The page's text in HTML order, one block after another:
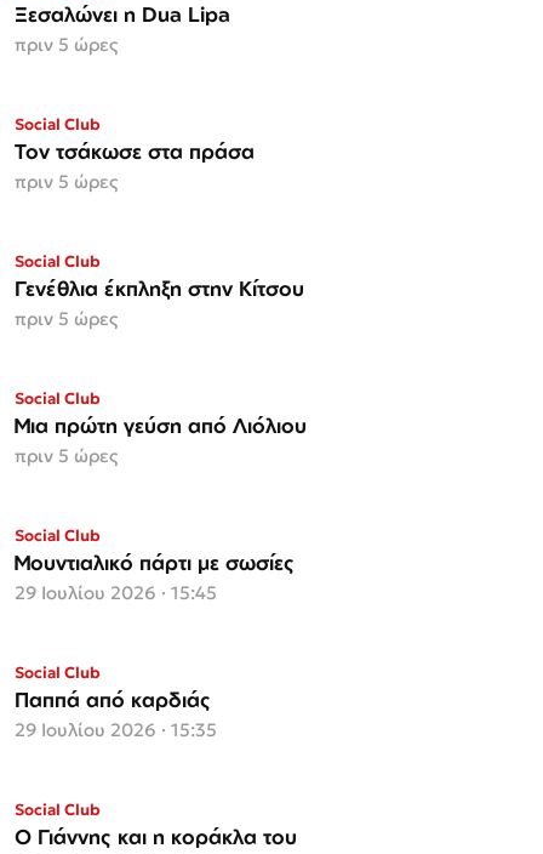
Ξεσαλώνει η Dua Lipa
πριν 5 ώρες
Social Club
Τον τσάκωσε στα πράσα
πριν 5 ώρες
Social Club
Γενέθλια έκπληξη στην Κίτσου
πριν 5 ώρες
Social Club
Μια πρώτη γεύση από Λιόλιου
πριν 5 ώρες
Social Club
Μουντιαλικό πάρτι με σωσίες
29 Ιουλίου 2026 · 15:45
Social Club
Παππά από καρδιάς
29 Ιουλίου 2026 · 15:35
Social Club
Ο Γιάννης και η κοράκλα του